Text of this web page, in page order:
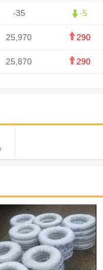
-35 -5
25,970 290
25,870 290
15,105 -70
331,000 -10,000
92,000 1,000
88,000 1,000